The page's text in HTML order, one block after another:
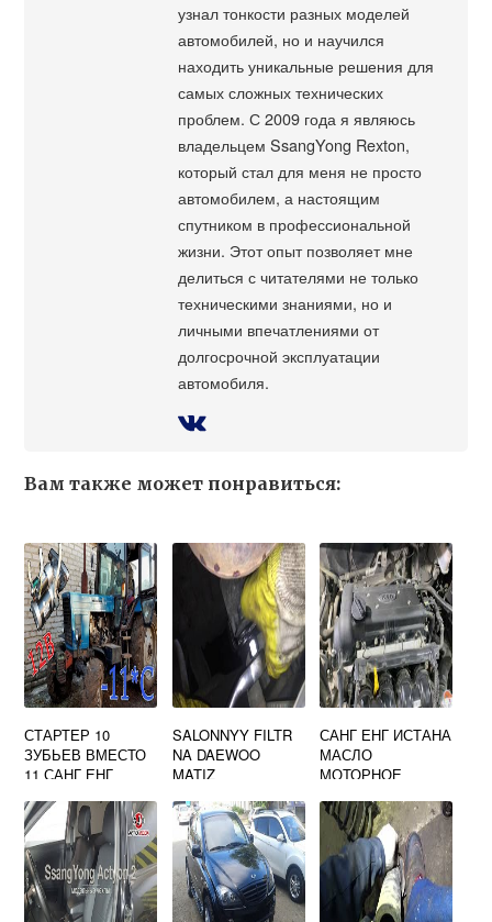
узнал тонкости разных моделей
автомобилей, но и научился
находить уникальные решения для
самых сложных технических
проблем. С 2009 года я являюсь
владельцем SsangYong Rexton,
который стал для меня не просто
автомобилем, а настоящим
спутником в профессиональной
жизни. Этот опыт позволяет мне
делиться с читателями не только
техническими знаниями, но и
личными впечатлениями от
долгосрочной эксплуатации
автомобиля.
Вам также может понравиться:
СТАРТЕР 10
ЗУБЬЕВ ВМЕСТО
11 САНГ ЕНГ
SALONNYY FILTR
NA DAEWOO
MATIZ
САНГ ЕНГ ИСТАНА
МАСЛО
МОТОРНОЕ